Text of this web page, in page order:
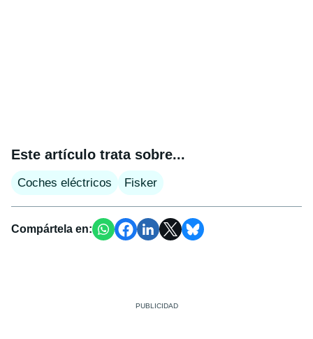
Este artículo trata sobre...
Coches eléctricos Fisker
Compártela en: